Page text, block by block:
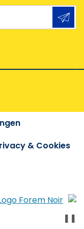
& Cookies
❚❚